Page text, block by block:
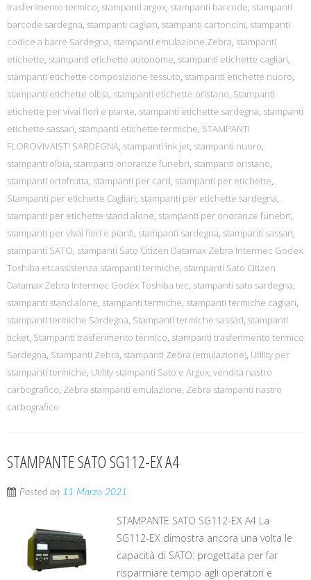
trasferimento termico, stampanti argox, stampanti barcode, stampanti
barcode sardegna, stampanti cagliari, stampanti cartoncini, stampanti
codice a barre Sardegna, stampanti emulazione Zebra, stampanti
etichette, stampanti etichette autonome, stampanti etichette cagliari,
stampanti etichette composizione tessuto, stampanti etichette nuoro,
stampanti etichette olbia, stampanti etichette oristano, Stampanti
etichette per vivai fiori e piante, stampanti etichette sardegna, stampanti
etichette sassari, stampanti etichette termiche, STAMPANTI
FLOROVIVAISTI SARDEGNA, stampanti ink jet, stampanti nuoro,
stampanti olbia, stampanti onoranze funebri, stampanti oristano,
stampanti ortofrutta, stampanti per card, stampanti per etichette,
Stampanti per etichette Cagliari, stampanti per etichette sardegna,
stampanti per etichette stand alone, stampanti per onoranze funebri,
stampanti per vivai fiori e pianti, stampanti sardegna, stampanti sassari,
stampanti SATO, stampanti Sato Citizen Datamax Zebra Intermec Godex
Toshiba etcassistenza stampanti termiche, stampanti Sato Citizen
Datamax Zebra Intermec Godex Toshiba tec, stampanti sato sardegna,
stampanti stand alone, stampanti termiche, stampanti termiche cagliari,
stampanti termiche Sardegna, Stampanti termiche sassari, stampanti
ticket, Stampanti trasferimento termico, stampanti trasferimento termico
Sardegna, Stampanti Zebra, stampanti Zebra (emulazione), Utility per
stampanti termiche, Utility stampanti Sato e Argox, vendita nastro
carbografico, Zebra stampanti emulazione, Zebra stampanti nastro
carbografico
STAMPANTE SATO SG112-EX A4
Posted on 11 Marzo 2021
STAMPANTE SATO SG112-EX A4 La
SG112-EX dimostra ancora una volta le
capacità di SATO: progettata per far
risparmiare tempo agli operatori e